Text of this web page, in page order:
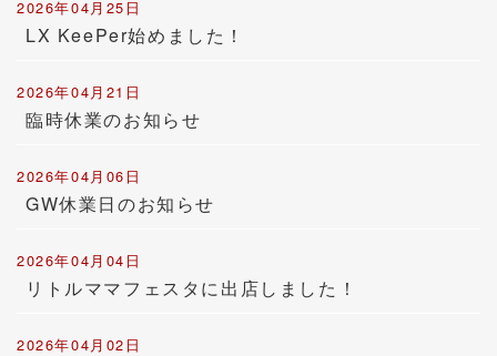
2026年04月25日
LX KeePer始めました！
2026年04月21日
臨時休業のお知らせ
2026年04月06日
GW休業日のお知らせ
2026年04月04日
リトルママフェスタに出店しました！
2026年04月02日